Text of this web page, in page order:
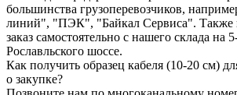
большинства грузоперевозчиков,
линий", "ПЭК", "Байкал Сервиса". Также
заказ самостоятельно с нашего склада на
Рославльского шоссе.
Как получить образец кабеля (10-20 см)
о закупке?